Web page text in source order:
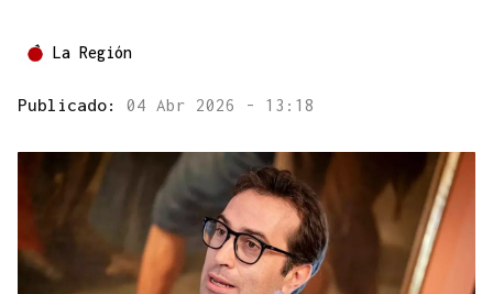
La Región
Publicado: 04 Abr 2026 - 13:18